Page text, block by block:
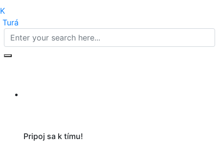
Pripoj sa k tímu!